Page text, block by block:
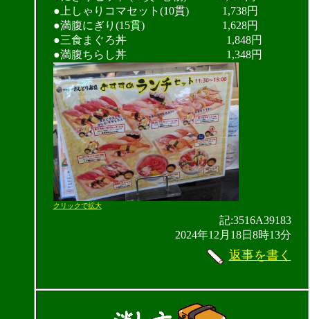
●上しゃりコマセット(10貫) 1,738円
●満腹にぎり(15貫) 1,628円
●三食まぐろ丼 1,848円
●満腹ちらし丼 1,348円
クリックで拡大
記:3516A39183
2024年12月18日8時13分
返事を書く